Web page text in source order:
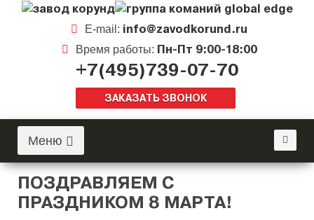
E-mail: info@zavodkorund.ru
Время работы: Пн-Пт 9:00-18:00
+7(495)739-07-70
ЗАКАЗАТЬ ЗВОНОК
Меню
ПОЗДРАВЛЯЕМ С
ПРАЗДНИКОМ 8 МАРТА!